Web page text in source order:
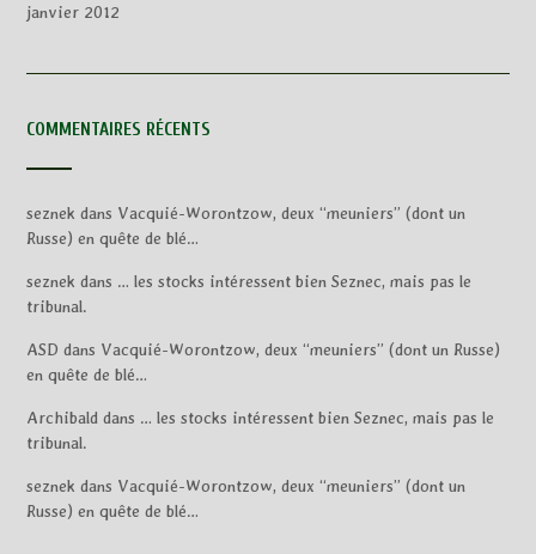
janvier 2012
COMMENTAIRES RÉCENTS
seznek dans Vacquié-Worontzow, deux “meuniers” (dont un
Russe) en quête de blé…
seznek dans … les stocks intéressent bien Seznec, mais pas le
tribunal.
ASD dans Vacquié-Worontzow, deux “meuniers” (dont un Russe)
en quête de blé…
Archibald dans … les stocks intéressent bien Seznec, mais pas le
tribunal.
seznek dans Vacquié-Worontzow, deux “meuniers” (dont un
Russe) en quête de blé…